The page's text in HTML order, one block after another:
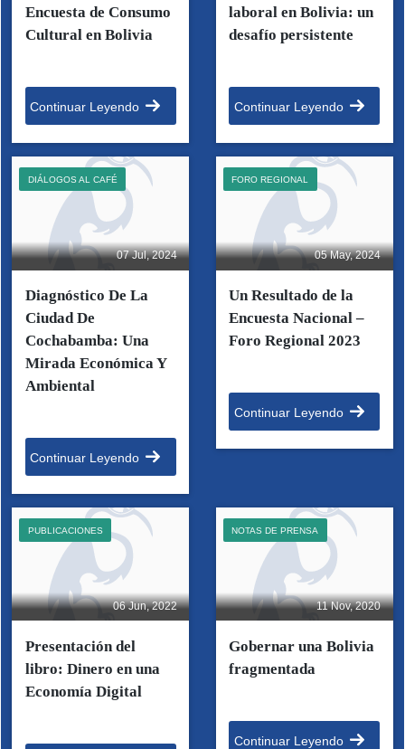
Encuesta de Consumo
Cultural en Bolivia
Continuar Leyendo
laboral en Bolivia: un
desafío persistente
Continuar Leyendo
07 Jul, 2024
DIÁLOGOS AL CAFÉ
Diagnóstico De La
Ciudad De
Cochabamba: Una
Mirada Económica Y
Ambiental
Continuar Leyendo
05 May, 2024
FORO REGIONAL
Un Resultado de la
Encuesta Nacional –
Foro Regional 2023
Continuar Leyendo
06 Jun, 2022
PUBLICACIONES
Presentación del
libro: Dinero en una
Economía Digital
11 Nov, 2020
NOTAS DE PRENSA
Gobernar una Bolivia
fragmentada
Continuar Leyendo